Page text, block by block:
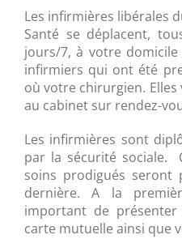
Les infirmières libérales
Santé se déplacent,
jours/7, à votre
infirmiers qui ont été
où votre chirurgien.
au cabinet sur rendez-
Les infirmières sont
par la sécurité sociale.
soins prodigués
dernière. A la
important de
carte mutuelle ainsi que